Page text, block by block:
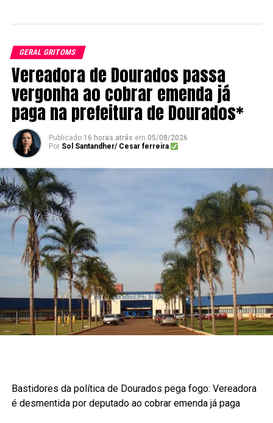
GERAL GRITOMS
Vereadora de Dourados passa
vergonha ao cobrar emenda já
paga na prefeitura de Dourados*
Publicado 16 horas atrás em 05/08/2026
Por Sol Santandher/ Cesar ferreira
Bastidores da política de Dourados pega fogo: Vereadora
é desmentida por deputado ao cobrar emenda já paga